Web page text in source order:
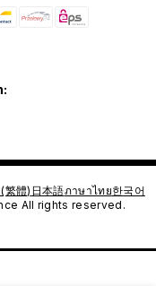
繁體) 日本語ภาษาไทย한국어
All rights reserved.